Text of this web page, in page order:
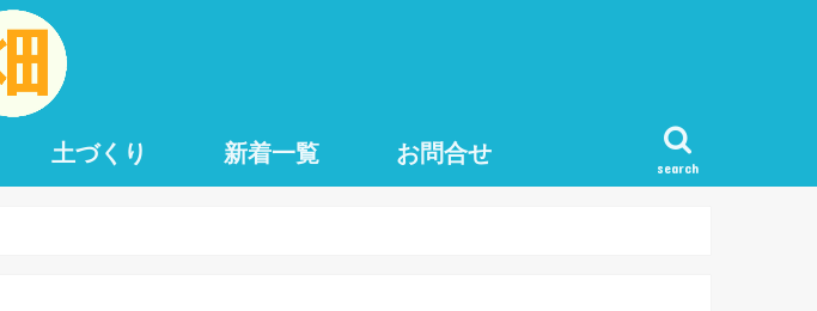
search
土づくり 新着一覧 お問合せ